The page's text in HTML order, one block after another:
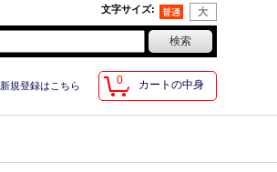
文字サイズ:
0 カートの中身
新規登録はこちら